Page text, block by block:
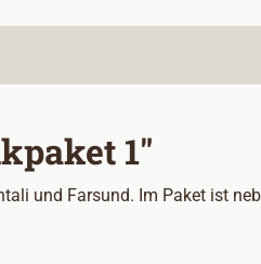
1"
und Farsund. Im Paket ist